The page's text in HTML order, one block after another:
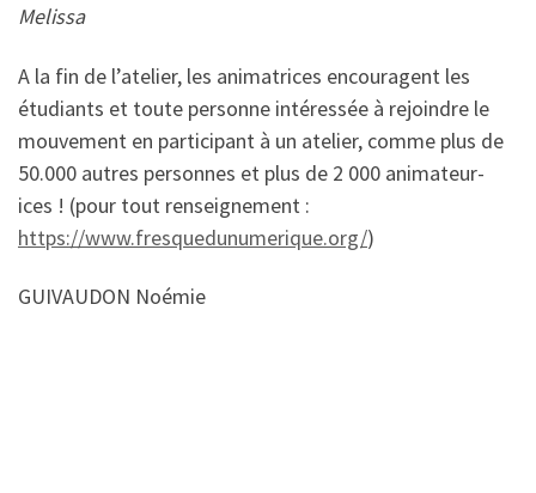
Melissa
A la fin de l’atelier, les animatrices encouragent les
étudiants et toute personne intéressée à rejoindre le
mouvement en participant à un atelier, comme plus de
50.000 autres personnes et plus de 2 000 animateur-
ices ! (pour tout renseignement :
https://www.fresquedunumerique.org/)
GUIVAUDON Noémie